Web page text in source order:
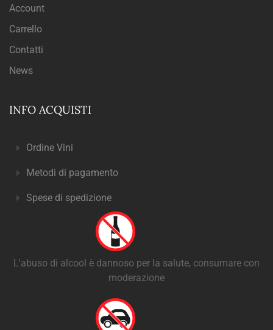
Account
Carrello
Contatti
News
INFO ACQUISTI
Ordine Vini
Metodi di pagamento
Spese di spedizione
L'abuso di alcool è dannoso per la salute, consumare con
moderazione